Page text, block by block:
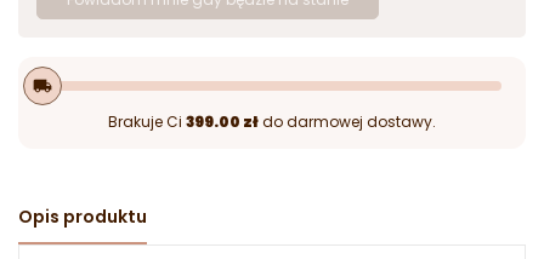
local_shipping
Brakuje Ci 399.00 złdo darmowej dostawy.
Opis produktu